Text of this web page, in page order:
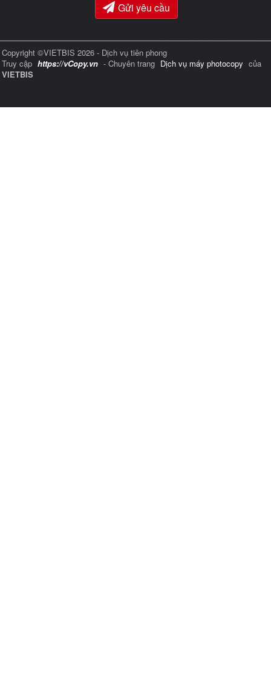
Gửi yêu cầu
Copyright ©VIETBIS 2026 - Dịch vụ tiên phong
Truy cập https://vCopy.vn - Chuyên trang Dịch vụ máy photocopy của
VIETBIS